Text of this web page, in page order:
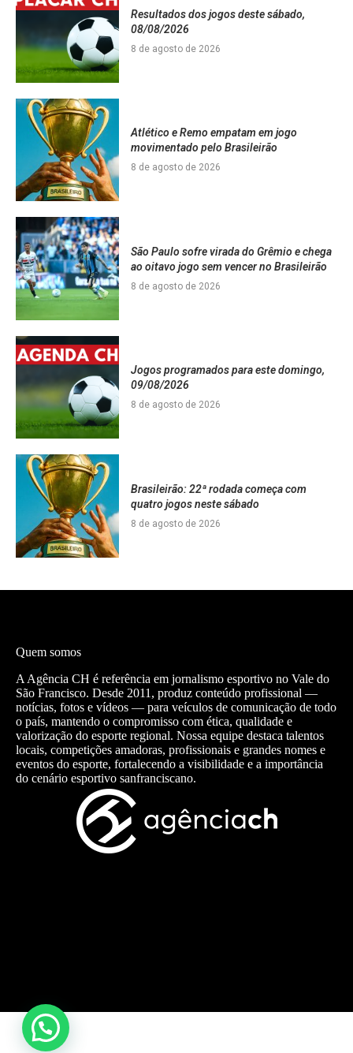
Resultados dos jogos deste sábado,
08/08/2026
8 de agosto de 2026
Atlético e Remo empatam em jogo
movimentado pelo Brasileirão
8 de agosto de 2026
São Paulo sofre virada do Grêmio e chega
ao oitavo jogo sem vencer no Brasileirão
8 de agosto de 2026
Jogos programados para este domingo,
09/08/2026
8 de agosto de 2026
Brasileirão: 22ª rodada começa com
quatro jogos neste sábado
8 de agosto de 2026
Quem somos
A Agência CH é referência em jornalismo esportivo no Vale do
São Francisco. Desde 2011, produz conteúdo profissional —
notícias, fotos e vídeos — para veículos de comunicação de todo
o país, mantendo o compromisso com ética, qualidade e
valorização do esporte regional. Nossa equipe destaca talentos
locais, competições amadoras, profissionais e grandes nomes e
eventos do esporte, fortalecendo a visibilidade e a importância
do cenário esportivo sanfranciscano.